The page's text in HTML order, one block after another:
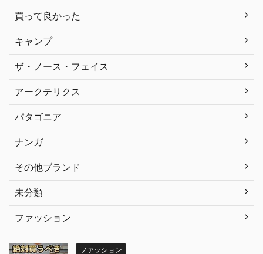
買って良かった
キャンプ
ザ・ノース・フェイス
アークテリクス
パタゴニア
ナンガ
その他ブランド
未分類
ファッション
ファッション